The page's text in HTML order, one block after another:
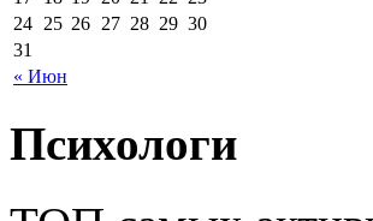
« Июн
24 25 26 27 28 29 30
31
Психологи